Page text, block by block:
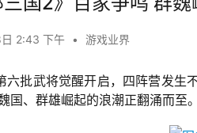
2:43 下午 • 游戏业界
六批武将觉醒开启，四阵营发
国、群雄崛起的浪潮正翻涌而至。